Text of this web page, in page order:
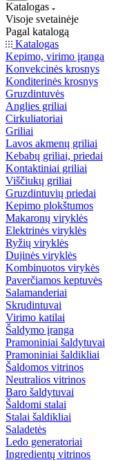
Katalogas
Visoje svetainėje
Pagal katalogą
Katalogas
Kepimo, virimo įranga
Konvekcinės krosnys
Konditerinės krosnys
Gruzdintuvės
Anglies griliai
Cirkuliatoriai
Griliai
Lavos akmenų griliai
Kebabų griliai, priedai
Kontaktiniai griliai
Viščiukų griliai
Gruzdintuvių priedai
Kepimo plokštumos
Makaronų viryklės
Elektrinės viryklės
Ryžių viryklės
Dujinės viryklės
Kombinuotos virykės
Paverčiamos keptuvės
Salamanderiai
Skrudintuvai
Virimo katilai
Šaldymo įranga
Pramoniniai šaldytuvai
Pramoniniai šaldikliai
Šaldomos vitrinos
Neutralios vitrinos
Baro šaldytuvai
Šaldomi stalai
Stalai šaldikliai
Saladetės
Ledo generatoriai
Ingredientų vitrinos